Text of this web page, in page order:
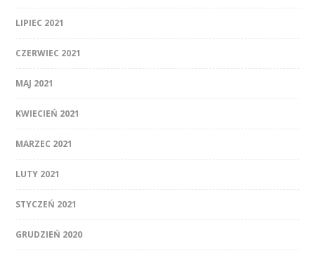
LIPIEC 2021
CZERWIEC 2021
MAJ 2021
KWIECIEŃ 2021
MARZEC 2021
LUTY 2021
STYCZEŃ 2021
GRUDZIEŃ 2020